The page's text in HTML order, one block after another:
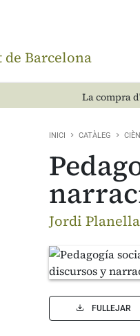
La compra
INICI CATÀLEG
Jordi
FULLEJAR